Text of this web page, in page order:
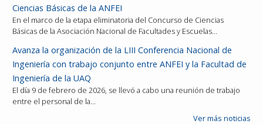
Ciencias Básicas de la ANFEI
En el marco de la etapa eliminatoria del Concurso de Ciencias
Básicas de la Asociación Nacional de Facultades y Escuelas…
Avanza la organización de la LIII Conferencia Nacional de
Ingeniería con trabajo conjunto entre ANFEI y la Facultad de
Ingeniería de la UAQ
El día 9 de febrero de 2026, se llevó a cabo una reunión de trabajo
entre el personal de la…
Ver más noticias